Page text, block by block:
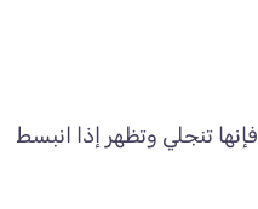
تنجلي وتظهر إذا انبسط